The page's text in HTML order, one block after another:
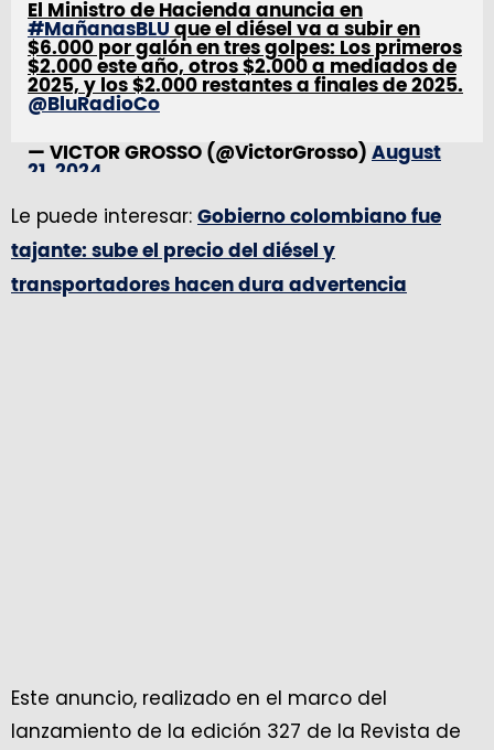
El Ministro de Hacienda anuncia en
#MañanasBLU que el diésel va a subir en
$6.000 por galón en tres golpes: Los primeros
$2.000 este año, otros $2.000 a mediados de
2025, y los $2.000 restantes a finales de 2025.
@BluRadioCo
— VICTOR GROSSO (@VictorGrosso) August
21, 2024
Le puede interesar: Gobierno colombiano fue
tajante: sube el precio del diésel y
transportadores hacen dura advertencia
Este anuncio, realizado en el marco del
lanzamiento de la edición 327 de la Revista de